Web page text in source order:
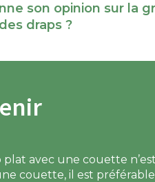
son opinion sur la
draps ?
avec une couette
couette, il est